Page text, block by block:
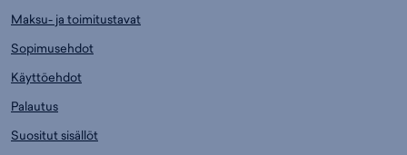
Maksu- ja toimitustavat
Sopimusehdot
Käyttöehdot
Palautus
Suositut sisällöt